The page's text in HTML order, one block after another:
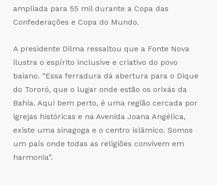
ampliada para 55 mil durante a Copa das
Confederações e Copa do Mundo.
A presidente Dilma ressaltou que a Fonte Nova
ilustra o espírito inclusive e criativo do povo
baiano. “Essa ferradura dá abertura para o Dique
do Tororó, que o lugar onde estão os orixás da
Bahia. Aqui bem perto, é uma região cercada por
igrejas históricas e na Avenida Joana Angélica,
existe uma sinagoga e o centro islâmico. Somos
um país onde todas as religiões convivem em
harmonia”.